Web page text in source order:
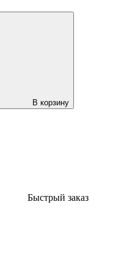
В корзину
Быстрый заказ